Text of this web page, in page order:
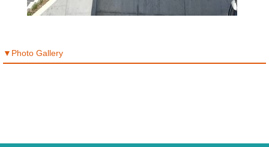
▼Photo Gallery